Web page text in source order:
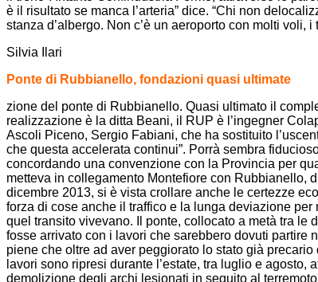
è il risultato se manca l’arteria” dice. “Chi non
stanza d’albergo. Non c’è un aeroporto con molti voli,
Silvia Ilari
Ponte di Rubbianello, fondazioni quasi ultimate
zione del ponte di Rubbianello. Quasi ultimato il
realizzazione è la ditta Beani, il RUP è l’ingegner
Ascoli Piceno, Sergio Fabiani, che ha sostituito
che questa accelerata continui”. Porrà sembra
concordando una convenzione con la Provincia per
metteva in collegamento Montefiore con Rubbianello,
dicembre 2013, si è vista crollare anche le certezze
forza di cose anche il traffico e la lunga deviazione
quel transito vivevano. Il ponte, collocato a metà tra le
fosse arrivato con i lavori che sarebbero dovuti
piene che oltre ad aver peggiorato lo stato già
lavori sono ripresi durante l’estate, tra luglio e
demolizione degli archi lesionati in seguito al